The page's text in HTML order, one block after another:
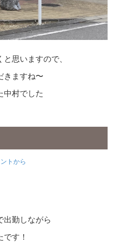
思いますので、
きますね〜
中村でした
トから
出勤しながら
す！